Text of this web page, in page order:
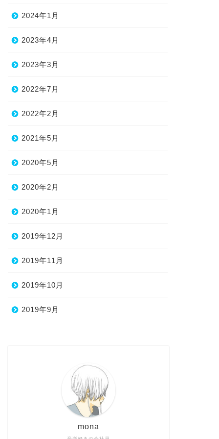
2024年1月
2023年4月
2023年3月
2022年7月
2022年2月
2021年5月
2020年5月
2020年2月
2020年1月
2019年12月
2019年11月
2019年10月
2019年9月
mona